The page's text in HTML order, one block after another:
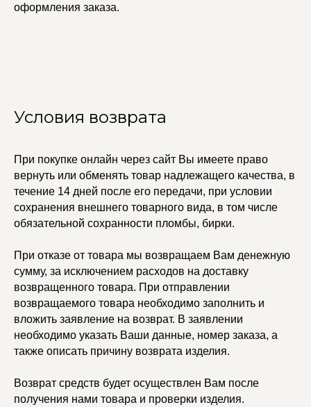
оформления заказа.
Условия возврата
При покупке онлайн через сайт Вы имеете право
вернуть или обменять товар надлежащего качества, в
течение 14 дней после его передачи, при условии
сохранения внешнего товарного вида, в том числе
обязательной сохранности пломбы, бирки.
При отказе от товара мы возвращаем Вам денежную
сумму, за исключением расходов на доставку
возвращенного товара. При отправлении
возвращаемого товара необходимо заполнить и
вложить заявление на возврат. В заявлении
необходимо указать Ваши данные, номер заказа, а
также описать причину возврата изделия.
Возврат средств будет осуществлен Вам после
получения нами товара и проверки изделия.
УЧАСТВУЙТЕ В НАШЕЙ
СИСТЕМЕ ЛОЯЛЬНОСТИ
КАТАЛОГ
Бодичейны
УСЛУГИ
Стилист на связи
Договор оферты
конфиденциальности
ПОКУПАТЕЛЯМ
Браслеты
Каффы
Ремни
Серьги
Чокеры
Изделия на заказ
Магазины
Регистрация